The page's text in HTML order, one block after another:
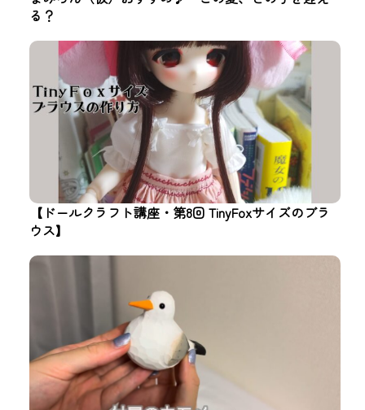
る？
【ドールクラフト講座・第8回 TinyFoxサイズのブラ
ウス】